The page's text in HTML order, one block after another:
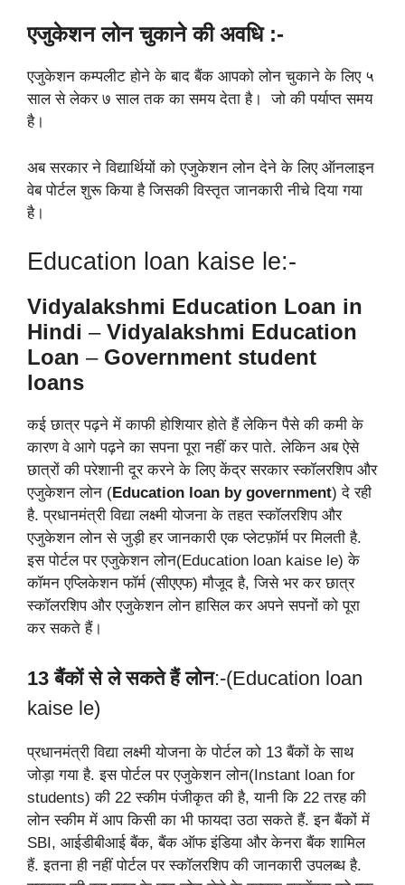
एजुकेशन लोन चुकाने की अवधि :-
एजुकेशन कम्पलीट होने के बाद बैंक आपको लोन चुकाने के लिए ५
साल से लेकर ७ साल तक का समय देता है। जो की पर्याप्त समय
है।
अब सरकार ने विद्यार्थियों को एजुकेशन लोन देने के लिए ऑनलाइन
वेब पोर्टल शुरू किया है जिसकी विस्तृत जानकारी नीचे दिया गया
है।
Education loan kaise le:-
Vidyalakshmi Education Loan in
Hindi – Vidyalakshmi Education
Loan – Government student
loans
कई छात्र पढ़ने में काफी होशियार होते हैं लेकिन पैसे की कमी के
कारण वे आगे पढ़ने का सपना पूरा नहीं कर पाते. लेकिन अब ऐसे
छात्रों की परेशानी दूर करने के लिए केंद्र सरकार स्कॉलरशिप और
एजुकेशन लोन (Education loan by government) दे रही
है. प्रधानमंत्री विद्या लक्ष्मी योजना के तहत स्कॉलरशिप और
एजुकेशन लोन से जुड़ी हर जानकारी एक प्लेटफ़ॉर्म पर मिलती है.
इस पोर्टल पर एजुकेशन लोन(Education loan kaise le) के
कॉमन एप्लिकेशन फॉर्म (सीएएफ) मौजूद है, जिसे भर कर छात्र
स्कॉलरशिप और एजुकेशन लोन हासिल कर अपने सपनों को पूरा
कर सकते हैं।
13 बैंकों से ले सकते हैं लोन:-(Education loan
kaise le)
प्रधानमंत्री विद्या लक्ष्मी योजना के पोर्टल को 13 बैंकों के साथ
जोड़ा गया है. इस पोर्टल पर एजुकेशन लोन(Instant loan for
students) की 22 स्कीम पंजीकृत की है, यानी कि 22 तरह की
लोन स्कीम में आप किसी का भी फायदा उठा सकते हैं. इन बैंकों में
SBI, आईडीबीआई बैंक, बैंक ऑफ इंडिया और केनरा बैंक शामिल
हैं. इतना ही नहीं पोर्टल पर स्कॉलरशिप की जानकारी उपलब्ध है.